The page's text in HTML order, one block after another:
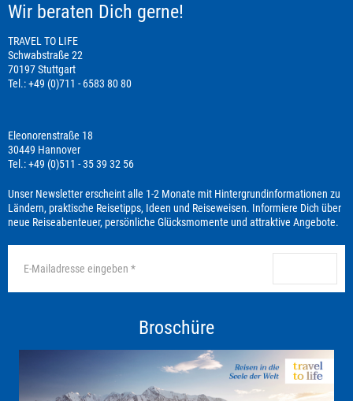
Wir beraten Dich gerne!
TRAVEL TO LIFE
Schwabstraße 22
70197 Stuttgart
Tel.: +49 (0)711 - 6583 80 80
Eleonorenstraße 18
30449 Hannover
Tel.: +49 (0)511 - 35 39 32 56
Unser Newsletter erscheint alle 1-2 Monate mit Hintergrundinformationen zu
Ländern, praktische Reisetipps, Ideen und Reiseweisen. Informiere Dich über
neue Reiseabenteuer, persönliche Glücksmomente und attraktive Angebote.
Broschüre